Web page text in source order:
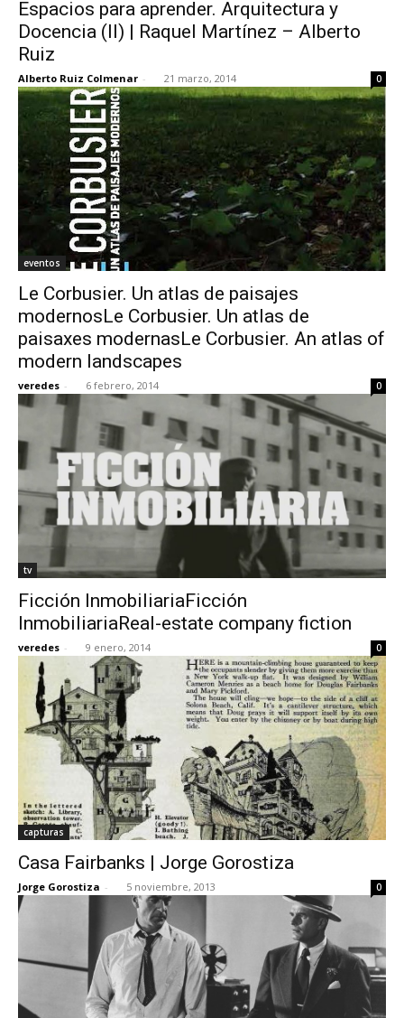
Espacios para aprender. Arquitectura y
Docencia (II) | Raquel Martínez – Alberto
Ruiz
Alberto Ruiz Colmenar - 21 marzo, 2014 0
eventos
Le Corbusier. Un atlas de paisajes
modernosLe Corbusier. Un atlas de
paisaxes modernasLe Corbusier. An atlas of
modern landscapes
veredes - 6 febrero, 2014 0
tv
Ficción InmobiliariaFicción
InmobiliariaReal-estate company fiction
veredes - 9 enero, 2014 0
capturas
Casa Fairbanks | Jorge Gorostiza
Jorge Gorostiza - 5 noviembre, 2013 0